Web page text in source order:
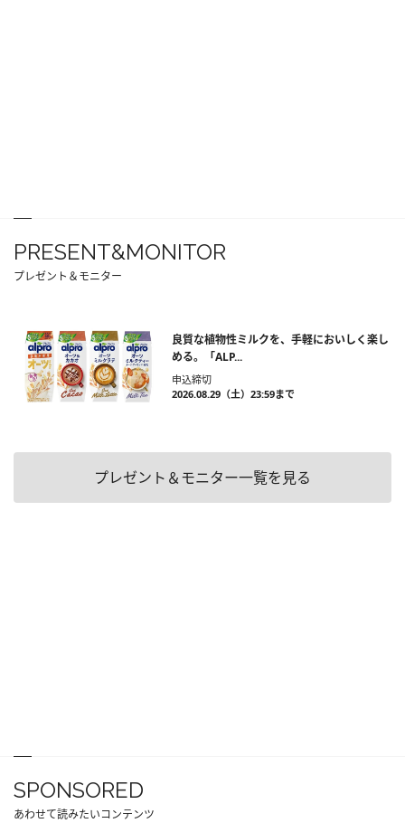
PRESENT&MONITOR
プレゼント＆モニター
良質な植物性ミルクを、手軽においしく楽し
める。「ALP...
申込締切
2026.08.29（土）23:59まで
プレゼント＆モニター一覧を見る
SPONSORED
あわせて読みたいコンテンツ